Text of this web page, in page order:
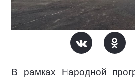
В рамках Народной